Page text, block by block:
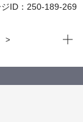
ID：250-189-269
現在